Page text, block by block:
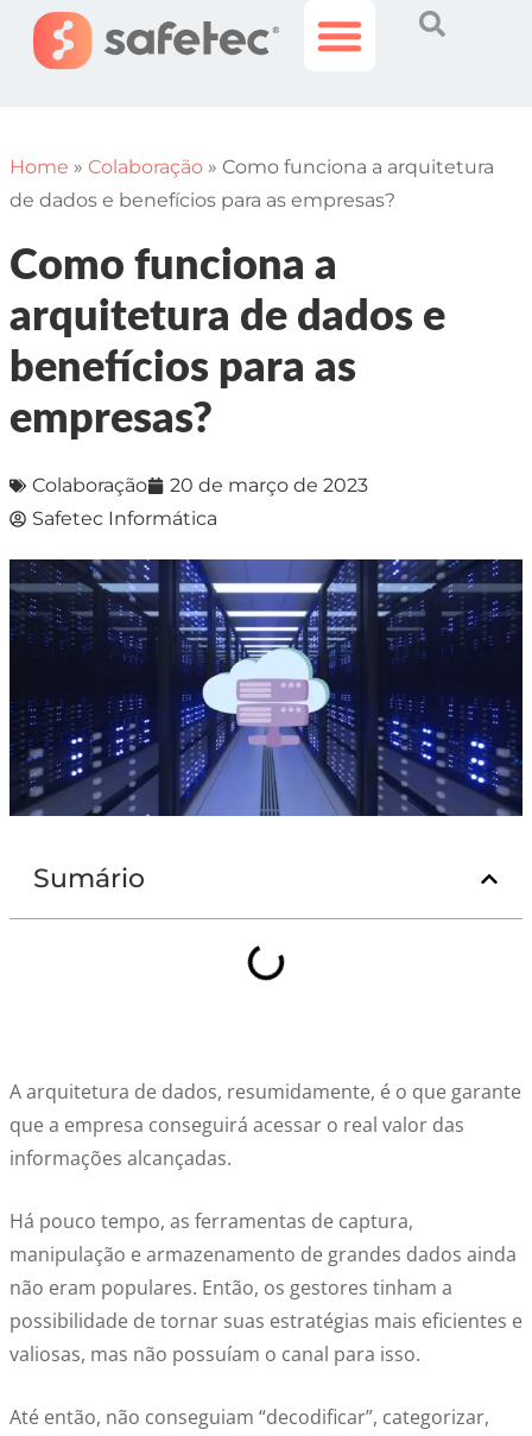
Home » Colaboração » Como funciona a arquitetura
de dados e benefícios para as empresas?
Como funciona a
arquitetura de dados e
benefícios para as
empresas?
Colaboração
20 de março de 2023
Safetec Informática
Sumário
A arquitetura de dados, resumidamente, é o que garante
que a empresa conseguirá acessar o real valor das
informações alcançadas.
Há pouco tempo, as ferramentas de captura,
manipulação e armazenamento de grandes dados ainda
não eram populares. Então, os gestores tinham a
possibilidade de tornar suas estratégias mais eficientes e
valiosas, mas não possuíam o canal para isso.
Até então, não conseguiam “decodificar”, categorizar,